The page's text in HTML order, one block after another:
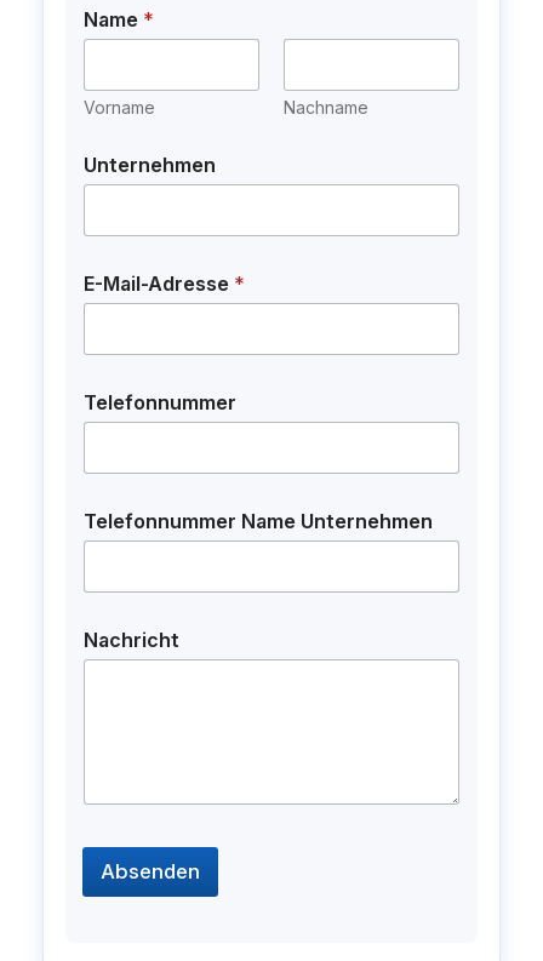
Name *
Vorname Nachname
Unternehmen
E-Mail-Adresse *
Telefonnummer
Telefonnummer Name Unternehmen
Nachricht
Absenden